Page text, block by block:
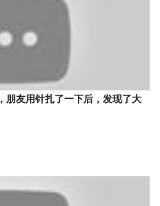
朋友用针扎了一下后，发现了大